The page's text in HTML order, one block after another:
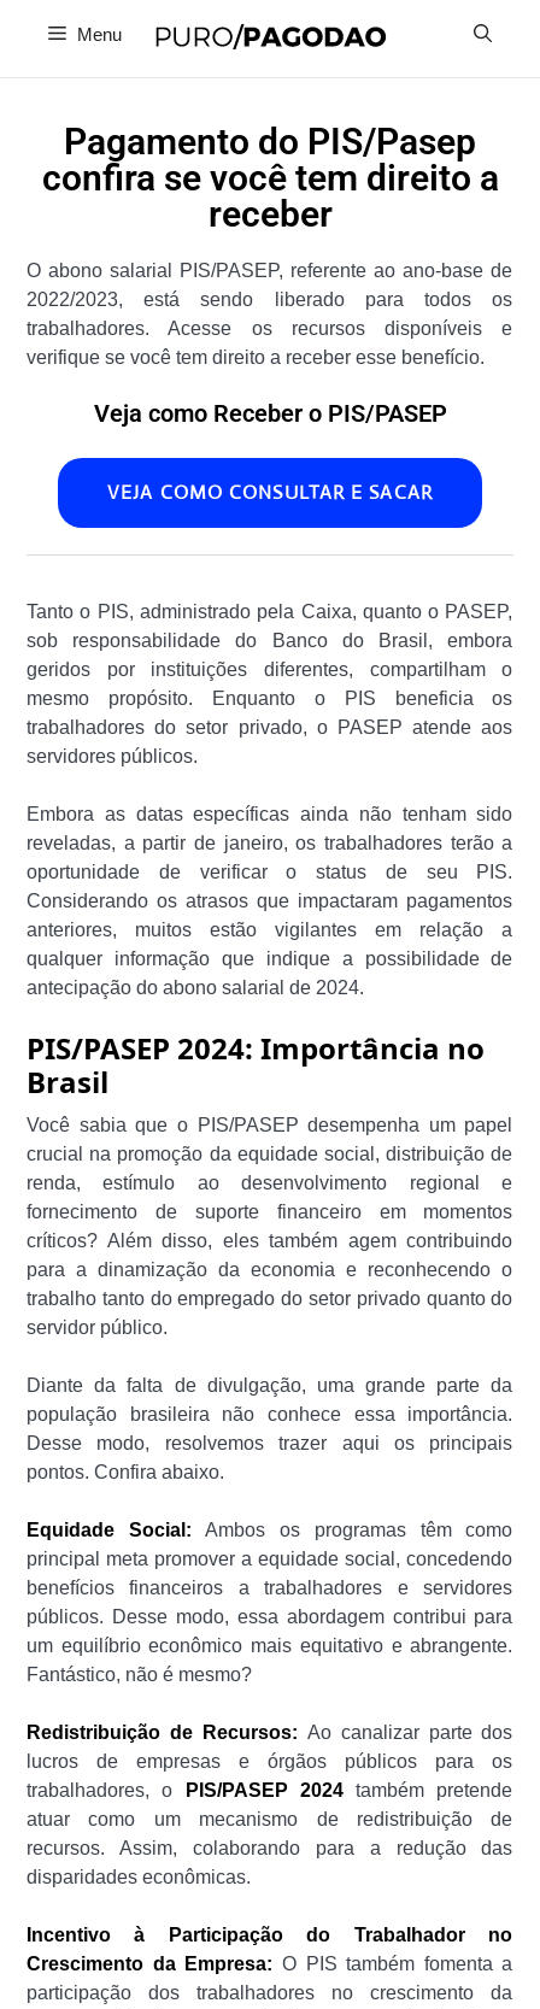
Menu
Pagamento do PIS/Pasep
confira se você tem direito a
receber
O abono salarial PIS/PASEP, referente ao ano-base de
2022/2023, está sendo liberado para todos os
trabalhadores. Acesse os recursos disponíveis e
verifique se você tem direito a receber esse benefício.
Veja como Receber o PIS/PASEP
VEJA COMO CONSULTAR E SACAR
Tanto o PIS, administrado pela Caixa, quanto o PASEP,
sob responsabilidade do Banco do Brasil, embora
geridos por instituições diferentes, compartilham o
mesmo propósito. Enquanto o PIS beneficia os
trabalhadores do setor privado, o PASEP atende aos
servidores públicos.
Embora as datas específicas ainda não tenham sido
reveladas, a partir de janeiro, os trabalhadores terão a
oportunidade de verificar o status de seu PIS.
Considerando os atrasos que impactaram pagamentos
anteriores, muitos estão vigilantes em relação a
qualquer informação que indique a possibilidade de
antecipação do abono salarial de 2024.
PIS/PASEP 2024: Importância no
Brasil
Você sabia que o PIS/PASEP desempenha um papel
crucial na promoção da equidade social, distribuição de
renda, estímulo ao desenvolvimento regional e
fornecimento de suporte financeiro em momentos
críticos? Além disso, eles também agem contribuindo
para a dinamização da economia e reconhecendo o
trabalho tanto do empregado do setor privado quanto do
servidor público.
Diante da falta de divulgação, uma grande parte da
população brasileira não conhece essa importância.
Desse modo, resolvemos trazer aqui os principais
pontos. Confira abaixo.
Equidade Social: Ambos os programas têm como
principal meta promover a equidade social, concedendo
benefícios financeiros a trabalhadores e servidores
públicos. Desse modo, essa abordagem contribui para
um equilíbrio econômico mais equitativo e abrangente.
Fantástico, não é mesmo?
Redistribuição de Recursos: Ao canalizar parte dos
lucros de empresas e órgãos públicos para os
trabalhadores, o
PIS/PASEP 2024também pretende
atuar como um mecanismo de redistribuição de
recursos. Assim, colaborando para a redução das
disparidades econômicas.
Incentivo à Participação do Trabalhador no
Crescimento da Empresa: O PIS também fomenta a
participação dos trabalhadores no crescimento da